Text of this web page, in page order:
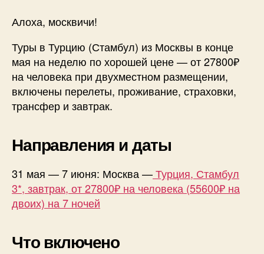
Алоха, москвичи!
Туры в Турцию (Стамбул) из Москвы в конце
мая на неделю по хорошей цене — от 27800₽
на человека при двухместном размещении,
включены перелеты, проживание, страховки,
трансфер и завтрак.
Направления и даты
31 мая — 7 июня: Москва —Турция, Стамбул
3*, завтрак, от 27800₽ на человека (55600₽ на
двоих) на 7 ночей
Что включено